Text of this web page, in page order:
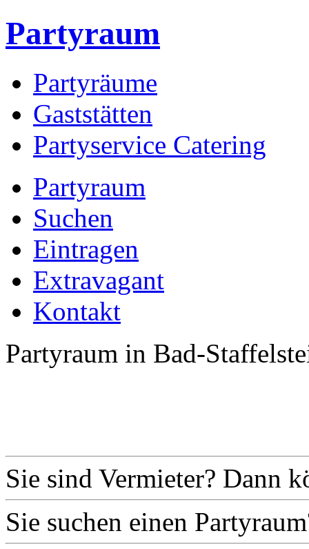
Partyraum
Partyräume
Gaststätten
Partyservice Catering
Partyraum
Suchen
Eintragen
Extravagant
Kontakt
Partyraum in Bad-
Sie sind Vermieter? Dann
Sie suchen einen